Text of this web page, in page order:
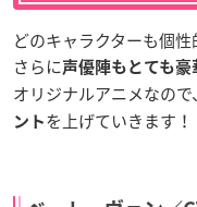
どのキャラクターも個性
さらに声優陣もとても豪
オリジナルアニメなの
ント を上げていきます！